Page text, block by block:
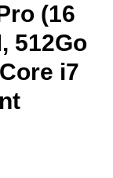
(16
512Go
i7